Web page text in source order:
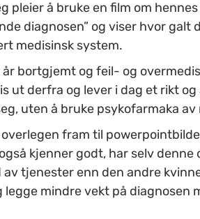
pleier å bruke en film om
diagnosen” og viser hvor galt
medisinsk system.
år bortgjemt og feil- og
ut derfra og lever i dag et rikt
uten å bruke psykofarmaka av
fram til
kjenner godt, har selv
av tjenester enn den andre
legge mindre vekt på diagnosen